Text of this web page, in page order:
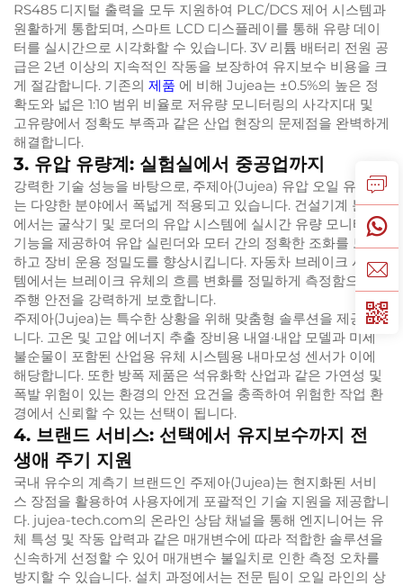
RS485 디지털 출력을 모두 지원하여 PLC/DCS 제어 시스템과
원활하게 통합되며, 스마트 LCD 디스플레이를 통해 유량 데이
터를 실시간으로 시각화할 수 있습니다. 3V 리튬 배터리 전원 공
급은 2년 이상의 지속적인 작동을 보장하여 유지보수 비용을 크
게 절감합니다. 기존의 제품 에 비해 Jujea는 ±0.5%의 높은 정
확도와 넓은 1:10 범위 비율로 저유량 모니터링의 사각지대 및
고유량에서 정확도 부족과 같은 산업 현장의 문제점을 완벽하게
해결합니다.
3. 유압 유량계: 실험실에서 중공업까지
강력한 기술 성능을 바탕으로, 주제아(Jujea) 유압 오일 유량계
는 다양한 분야에서 폭넓게 적용되고 있습니다. 건설기계 분야
에서는 굴삭기 및 로더의 유압 시스템에 실시간 유량 모니터링
기능을 제공하여 유압 실린더와 모터 간의 정확한 조화를 보장
하고 장비 운용 정밀도를 향상시킵니다. 자동차 브레이크 시스
템에서는 브레이크 유체의 흐름 변화를 정밀하게 측정함으로써
주행 안전을 강력하게 보호합니다.
주제아(Jujea)는 특수한 상황을 위해 맞춤형 솔루션을 제공합
니다. 고온 및 고압 에너지 추출 장비용 내열·내압 모델과 미세
불순물이 포함된 산업용 유체 시스템용 내마모성 센서가 이에
해당합니다. 또한 방폭 제품은 석유화학 산업과 같은 가연성 및
폭발 위험이 있는 환경의 안전 요건을 충족하여 위험한 작업 환
경에서 신뢰할 수 있는 선택이 됩니다.
4. 브랜드 서비스: 선택에서 유지보수까지 전
생애 주기 지원
국내 유수의 계측기 브랜드인 주제아(Jujea)는 현지화된 서비
스 장점을 활용하여 사용자에게 포괄적인 기술 지원을 제공합니
다. jujea-tech.com의 온라인 상담 채널을 통해 엔지니어는 유
체 특성 및 작동 압력과 같은 매개변수에 따라 적합한 솔루션을
신속하게 선정할 수 있어 매개변수 불일치로 인한 측정 오차를
방지할 수 있습니다. 설치 과정에서는 전문 팀이 오일 라인의 상